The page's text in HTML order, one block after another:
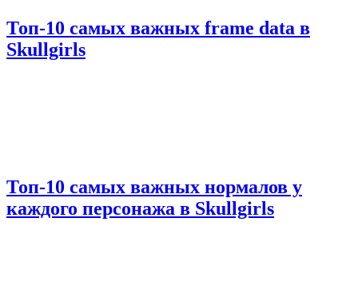
Топ-10 самых важных frame data в
Skullgirls
Топ-10 самых важных нормалов у
каждого персонажа в Skullgirls